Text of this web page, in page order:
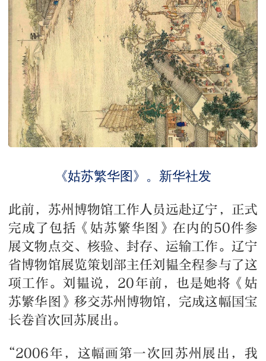
《姑苏繁华图》。新华社发
此前，苏州博物馆工作人员远赴辽宁，正式
完成了包括《姑苏繁华图》在内的50件参
展文物点交、核验、封存、运输工作。辽宁
省博物馆展览策划部主任刘韫全程参与了这
项工作。刘韫说，20年前，也是她将《姑
苏繁华图》移交苏州博物馆，完成这幅国宝
长卷首次回苏展出。
“2006年，这幅画第一次回苏州展出，我